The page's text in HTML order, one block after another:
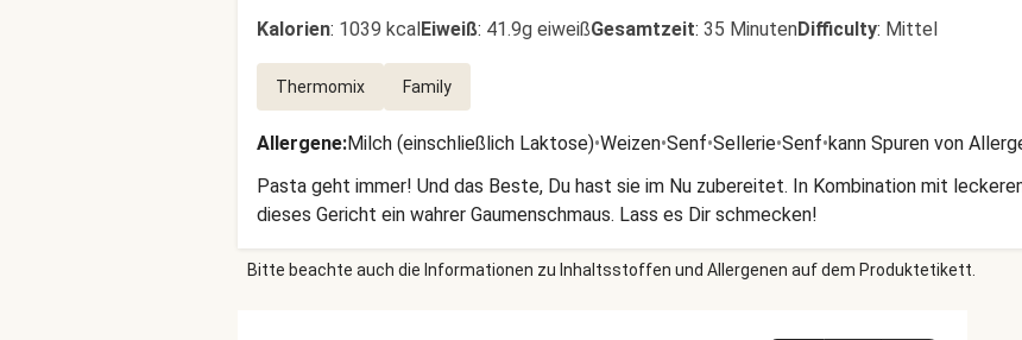
Kalorien: 1039 kcalEiweiß: 41.9g eiweißGesamtzeit: 35 MinutenDifficulty: Mittel
Thermomix Family
Allergene:Milch (einschließlich Laktose)•Weizen•Senf•Sellerie•Senf•kann Spuren von
Pasta geht immer! Und das Beste, Du hast sie im Nu zubereitet. In Kombination mit
dieses Gericht ein wahrer Gaumenschmaus. Lass es Dir schmecken!
Bitte beachte auch die Informationen zu Inhaltsstoffen und Allergenen auf dem Produktetikett.